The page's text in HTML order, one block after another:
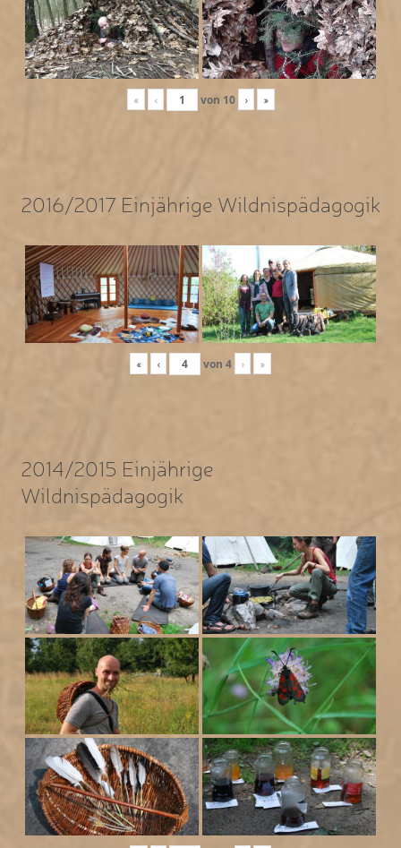
« ‹ von 10 › »
2016/2017 Einjährige Wildnispädagogik
« ‹ von 4 › »
2014/2015 Einjährige
Wildnispädagogik